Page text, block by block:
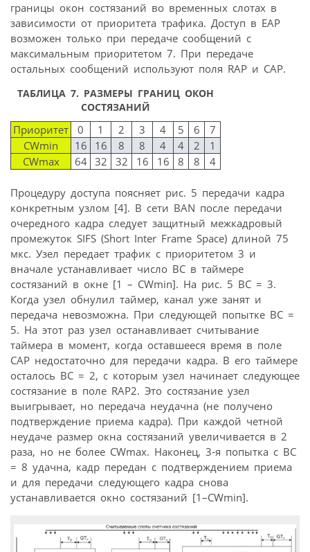
границы окон состязаний во временных слотах в
зависимости от приоритета трафика. Доступ в ЕАР
возможен только при передаче сообщений с
максимальным приоритетом 7. При передаче
остальных сообщений используют поля RAP и САР.
ТАБЛИЦА 7. РАЗМЕРЫ ГРАНИЦ ОКОН
СОСТЯЗАНИЙ
Приоритет 0 1 2 3 4 5 6
7
CWmin
16 16 8 8 4 4 2
1
CWmax
64 32 32 16 16 8 8 4
Процедуру доступа поясняет рис. 5 передачи кадра
конкретным узлом [4]. В сети BAN после передачи
очередного кадра следует защитный межкадровый
промежуток SIFS (Short Inter Frame Space) длиной 75
мкс. Узел передает трафик с приоритетом 3 и
вначале устанавливает число ВС в таймере
состязаний в окне [1 – CWmin]. На рис. 5 ВС = 3.
Когда узел обнулил таймер, канал уже занят и
передача невозможна. При следующей попытке ВС =
5. На этот раз узел останавливает считывание
таймера в момент, когда оставшееся время в поле
САР недостаточно для передачи кадра. В его таймере
осталось ВС = 2, с которым узел начинает следующее
состязание в поле RAP2. Это состязание узел
выигрывает, но передача неудачна (не получено
подтверждение приема кадра). При каждой четной
неудаче размер окна состязаний увеличивается в 2
раза, но не более CWmax. Наконец, 3-я попытка с ВС
= 8 удачна, кадр передан с подтверждением приема
и для передачи следующего кадра снова
устанавливается окно состязаний [1–CWmin].